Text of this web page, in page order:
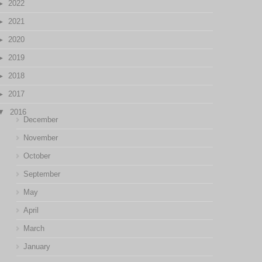
2022
2021
2020
2019
2018
2017
2016
December
November
October
September
May
April
March
January